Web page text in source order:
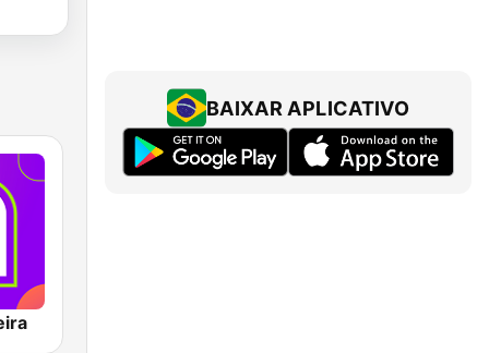
BAIXAR APLICATIVO